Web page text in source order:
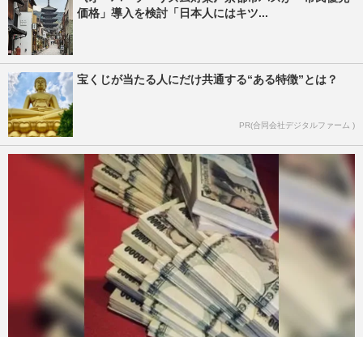
価格」導入を検討「日本人にはキツ...
宝くじが当たる人にだけ共通する“ある特徴”とは？
PR(合同会社デジタルファーム )